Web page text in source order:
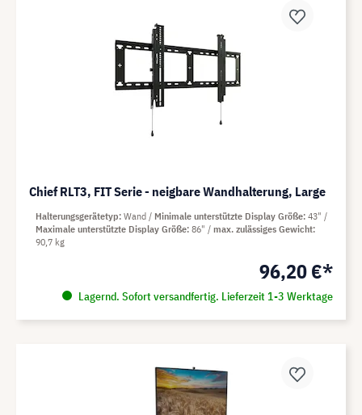
Chief RLT3, FIT Serie - neigbare Wandhalterung, Large
96,20 €*
Lagernd. Sofort versandfertig. Lieferzeit 1-3 Werktage
Halterungsgerätetyp Wand Minimale unterstützte Display Größe 43"
Maximale unterstützte Display Größe 86"
max. zulässiges Gewicht
90,7 kg